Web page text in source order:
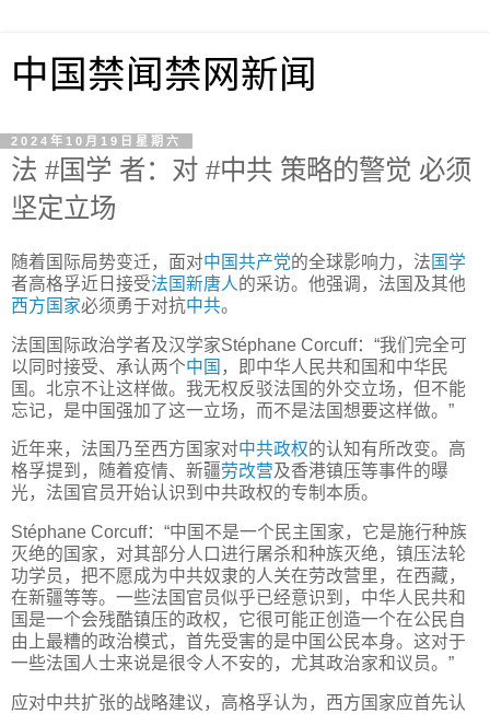
中国禁闻禁网新闻
2024年10月19日星期六
法 #国学 者：对 #中共 策略的警觉 必须
坚定立场
随着国际局势变迁，面对中国共产党的全球影响力，法 国学
者高格孚近日接受法国新唐人的采访。他强调，法国及其他
西方国家必须勇于对抗中共。
法国国际政治学者及汉学家Stéphane Corcuff：“我们完全可
以同时接受、承认两个中国 ，即中华人民共和国和中华民
国。北京不让这样做。我无权反驳法国的外交立场，但不能
忘记，是中国强加了这一立场，而不是法国想要这样做。”
近年来，法国乃至西方国家对中共政权的认知有所改变。高
格孚提到，随着疫情、新疆劳改营及香港镇压等事件的曝
光，法国官员开始认识到中共政权的专制本质。
Stéphane Corcuff：“中国不是一个民主国家，它是施行种族
灭绝的国家，对其部分人口进行屠杀和种族灭绝，镇压法轮
功学员，把不愿成为中共奴隶的人关在劳改营里，在西藏，
在新疆等等。一些法国官员似乎已经意识到，中华人民共和
国是一个会残酷镇压的政权，它很可能正创造一个在公民自
由上最糟的政治模式，首先受害的是中国公民本身。这对于
一些法国人士来说是很令人不安的，尤其政治家和议员。”
应对中共扩张的战略建议，高格孚认为，西方国家应首先认